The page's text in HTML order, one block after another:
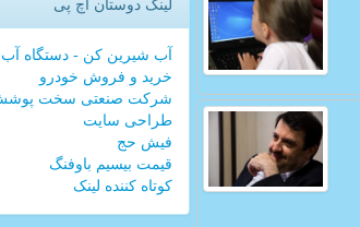
لینک دوستان اچ پی
آب شیرین کن - دستگاه
خرید و فروش خودرو
شرکت صنعتی سخت
طراحی سایت
فیش حج
قیمت بیسیم باوفنگ
کوتاه کننده لینک